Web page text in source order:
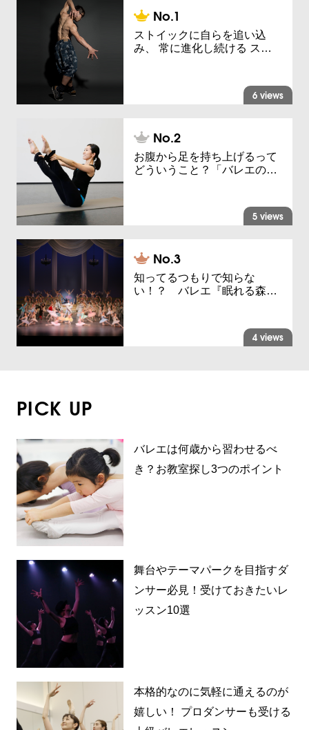
ストイックに自らを追い込
み、 常に進化し続ける ス…
6 views
お腹から足を持ち上げるって
どういうこと？「バレエの…
5 views
知ってるつもりで知らな
い！？ バレエ『眠れる森…
4 views
PICK UP
バレエは何歳から習わせるべ
き？お教室探し3つのポイント
舞台やテーマパークを目指すダ
ンサー必見！受けておきたいレ
ッスン10選
本格的なのに気軽に通えるのが
嬉しい！ プロダンサーも受ける